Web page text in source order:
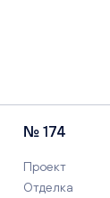
№ 174
Проект
Отделка